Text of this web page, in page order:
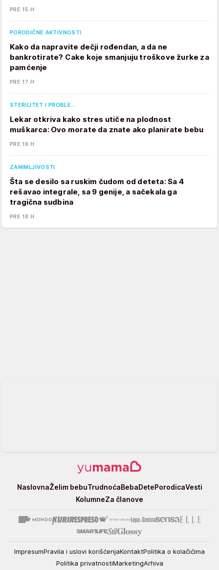
PRE 15 H
PORODIČNE AKTIVNOSTI
Kako da napravite dečji rođendan, a da ne
bankrotirate? Cake koje smanjuju troškove žurke za
pamćenje
PRE 17 H
STERILITET I PROBLE…
Lekar otkriva kako stres utiče na plodnost
muškarca: Ovo morate da znate ako planirate bebu
PRE 18 H
ZANIMLJIVOSTI
Šta se desilo sa ruskim čudom od deteta: Sa 4
rešavao integrale, sa 9 genije, a sačekala ga
tragična sudbina
PRE 18 H
Yumama
NaslovnaŽelim bebuTrudnoćaBebaDetePorodicaVesti
KolumneZa članove
ImpresumPravila i uslovi korišćenjaKontaktPolitika o kolačićima
Politika privatnostiMarketingArhiva